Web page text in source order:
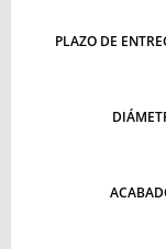
PLAZO DE